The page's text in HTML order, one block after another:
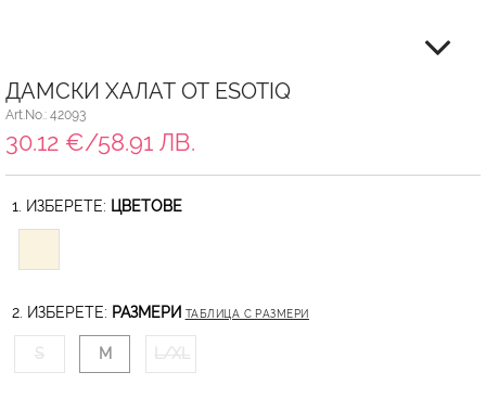
ДАМСКИ ХАЛАТ ОТ ESOTIQ
Art.No.: 42093
30.12 €/58.91 ЛВ.
1. ИЗБЕРЕТЕ: ЦВЕТОВЕ
2. ИЗБЕРЕТЕ: РАЗМЕРИ ТАБЛИЦА С РАЗМЕРИ
S M L/XL